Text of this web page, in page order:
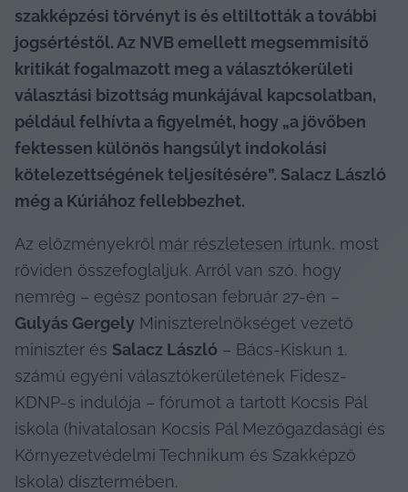
szakképzési törvényt is és eltiltották a további
jogsértéstől. Az NVB emellett megsemmisítő
kritikát fogalmazott meg a választókerületi
választási bizottság munkájával kapcsolatban,
például felhívta a figyelmét, hogy „a jövőben
fektessen különös hangsúlyt indokolási
kötelezettségének teljesítésére”. Salacz László
még a Kúriához fellebbezhet.
Az előzményekről már részletesen írtunk, most
röviden összefoglaljuk. Arról van szó, hogy
Gulyás Gergely Miniszterelnökséget vezető
miniszter és Salacz László – Bács-Kiskun 1.
számú egyéni választókerületének Fidesz-
KDNP-s indulója – fórumot a tartott Kocsis Pál
iskola (hivatalosan Kocsis Pál Mezőgazdasági és
Környezetvédelmi Technikum és Szakképző
Iskola) dísztermében.